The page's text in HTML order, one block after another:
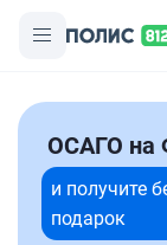
ОСАГО на
и получите
подарок